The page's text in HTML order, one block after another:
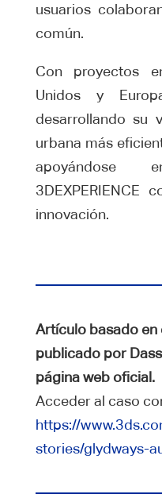
usuarios
común.
Con proyectos
Unidos y
desarrollando su
urbana más
apoyándose
innovación.
Artículo basado
publicado por
página web oficial.
Acceder al caso
https://
stories/glydways-